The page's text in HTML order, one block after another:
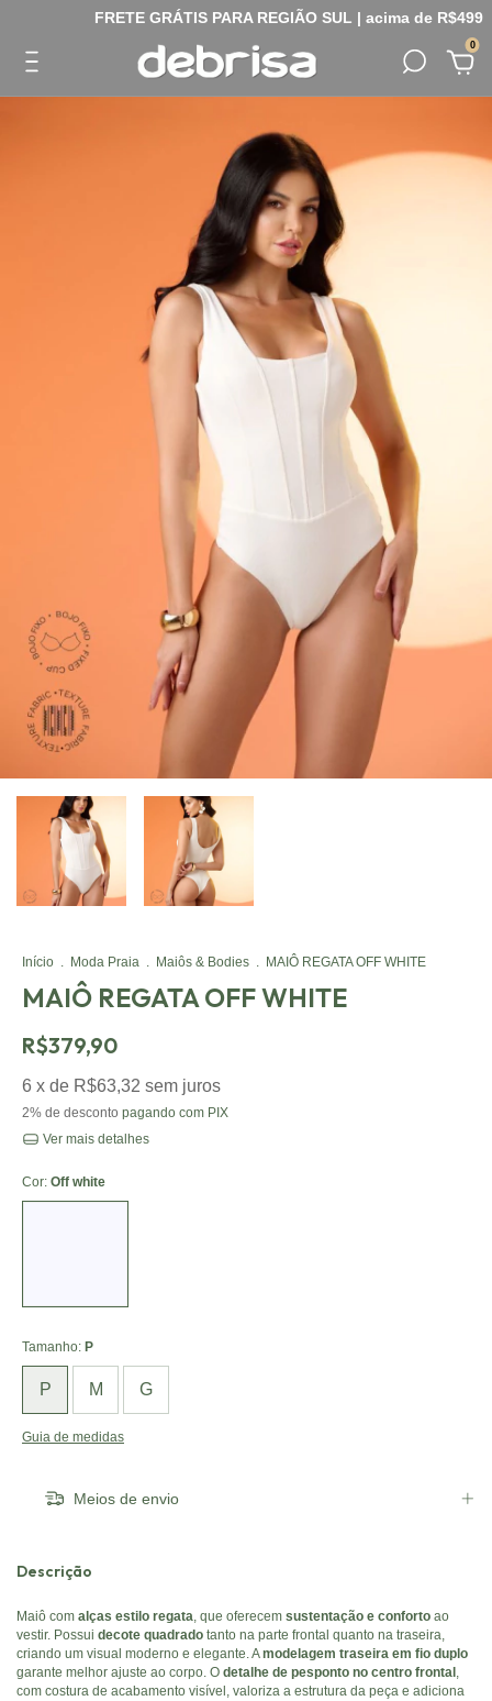
0
Início . Moda Praia . Maiôs & Bodies . MAIÔ REGATA OFF WHITE
MAIÔ REGATA OFF WHITE
R$379,90
6 x de R$63,32 sem juros
2% de desconto pagando com PIX
Ver mais detalhes
Cor: Off white
Tamanho: P
P M G
Guia de medidas
Meios de envio
Descrição
Maiô com alças estilo regata, que oferecem sustentação e conforto ao
vestir. Possui decote quadrado tanto na parte frontal quanto na traseira,
criando um visual moderno e elegante. Amodelagem traseira em fio duplo
garante melhor ajuste ao corpo. O detalhe de pesponto no centro frontal ,
com costura de acabamento visível, valoriza a estrutura da peça e adiciona
FRETE GRÁTIS PARA REGIÃO SUL | acima de R$499